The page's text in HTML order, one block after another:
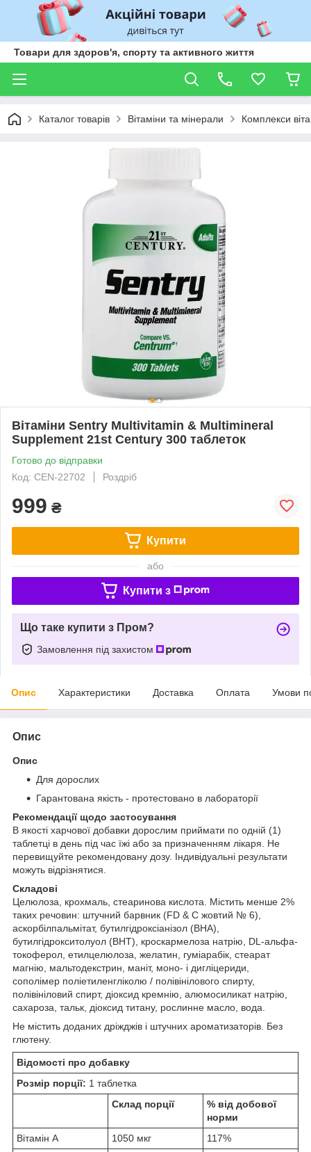
Товари для здоров'я, спорту та активного життя
Каталог товарів Вітаміни та мінерали Комплекси
Вітаміни Sentry Multivitamin & Multimineral
Supplement 21st Century 300 таблеток
Готово до відправки
Код: CEN-22702
Роздріб
999 ₴
Купити
або
Купити з
Що таке купити з Пром?
Замовлення під захистом
Опис Характеристики Доставка Оплата Умови
Опис
Опис
Для дорослих
Гарантована якість - протестовано в лабораторії
Рекомендації щодо застосування
В якості харчової добавки дорослим приймати по одній (1)
таблетці в день під час їжі або за призначенням лікаря. Не
перевищуйте рекомендовану дозу. Індивідуальні результати
можуть відрізнятися.
Складові
Целюлоза, крохмаль, стеаринова кислота. Містить менше 2%
таких речовин: штучний барвник (FD & C жовтий № 6),
аскорбілпальмітат, бутилгідроксіанізол (BHA),
бутилгідрокситолуол (BHT), кроскармелоза натрію, DL-альфа-
токоферол, етилцелюлоза, желатин, гуміарабік, стеарат
магнію, мальтодекстрин, маніт, моно- і дигліцериди,
сополімер поліетиленгліколю / полівінілового спирту,
полівініловий спирт, діоксид кремнію, алюмосиликат натрію,
сахароза, тальк, діоксид титану, рослинне масло, вода.
Не містить доданих дріжджів і штучних ароматизаторів. Без
глютену.
Відомості про добавку
Розмір порції: 1 таблетка
Склад порції
% від добової
норми
Вітамін А
1050 мкг
117%